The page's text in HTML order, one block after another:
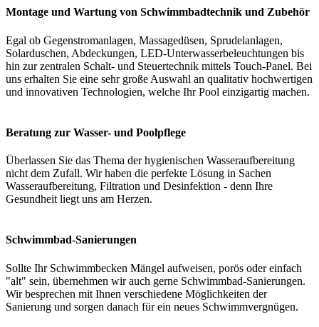
Montage und Wartung von Schwimmbadtechnik und Zubehör
Egal ob Gegenstromanlagen, Massagedüsen, Sprudelanlagen,
Solarduschen, Abdeckungen, LED-Unterwasserbeleuchtungen bis
hin zur zentralen Schalt- und Steuertechnik mittels Touch-Panel. Bei
uns erhalten Sie eine sehr große Auswahl an qualitativ hochwertigen
und innovativen Technologien, welche Ihr Pool einzigartig machen.
Beratung zur Wasser- und Poolpflege
Überlassen Sie das Thema der hygienischen Wasseraufbereitung
nicht dem Zufall. Wir haben die perfekte Lösung in Sachen
Wasseraufbereitung, Filtration und Desinfektion - denn Ihre
Gesundheit liegt uns am Herzen.
Schwimmbad-Sanierungen
Sollte Ihr Schwimmbecken Mängel aufweisen, porös oder einfach
"alt" sein, übernehmen wir auch gerne Schwimmbad-Sanierungen.
Wir besprechen mit Ihnen verschiedene Möglichkeiten der
Sanierung und sorgen danach für ein neues Schwimmvergnügen.